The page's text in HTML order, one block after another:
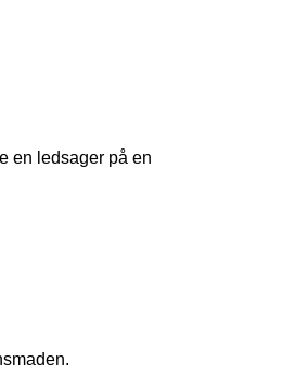
en ledsager på en